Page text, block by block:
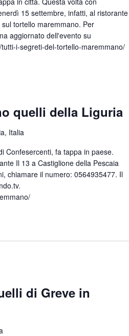
15 settembre, infatti, al ristorante
tortello maremmano. Per
aggiornato dell'evento su
i-segreti-del-tortello-maremmano/
quelli della Liguria
Italia
Confesercenti, fa tappa in paese.
Il 13 a Castiglione della Pescaia
chiamare il numero: 0564935477. Il
di Greve in